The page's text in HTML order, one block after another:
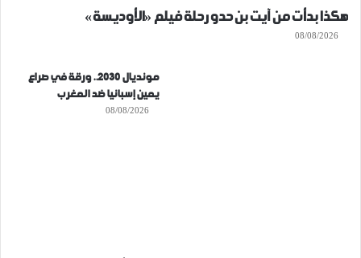
هكذا بدأت من آيت بن حدو رحلة فيلم «الأوديسة»
08/08/2026
مونديال 2030.. ورقة في صراع
يمين إسبانيا ضد المغرب
08/08/2026